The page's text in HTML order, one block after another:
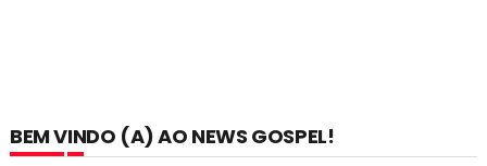
BEM VINDO (A) AO NEWS GOSPEL!